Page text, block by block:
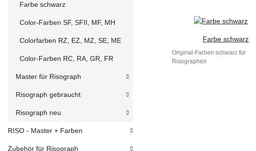
Farbe schwarz
Original-Farben schwarz für
Risographen
Farbe schwarz
Color-Farben SF, SFII, MF, MH
Colorfarben RZ, EZ, MZ, SE, ME
Color-Farben RC, RA, GR, FR
Master für Risograph
Risograph gebraucht
Risograph neu
RISO - Master + Farben
Zubehör für Risograph